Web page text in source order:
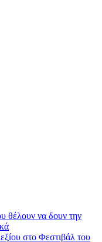
θέλουν να δουν την
στο Φεστιβάλ του